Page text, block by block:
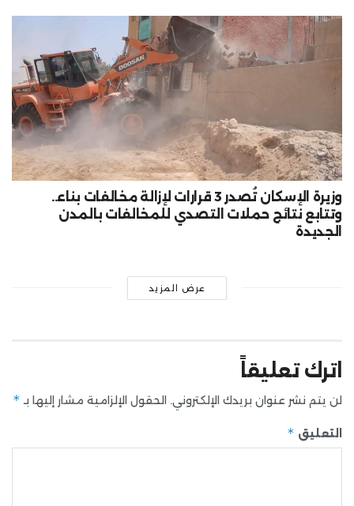
وزيرة الإسكان تُصدر 3 قرارات لإزالة مخالفات بناء..
وتتابع نتائج حملات التصدي للمخالفات بالمدن
الجديدة
عرض المزيد
اترك تعليقاً
لن يتم نشر عنوان بريدك الإلكتروني. الحقول الإلزامية مشار إليها بـ *
التعليق *